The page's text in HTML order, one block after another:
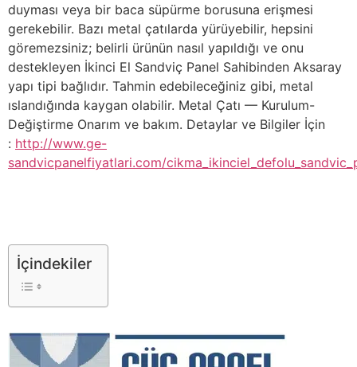
duyması veya bir baca süpürme borusuna erişmesi
gerekebilir. Bazı metal çatılarda yürüyebilir, hepsini
göremezsiniz; belirli ürünün nasıl yapıldığı ve onu
destekleyen İkinci El Sandviç Panel Sahibinden Aksaray
yapı tipi bağlıdır. Tahmin edebileceğiniz gibi, metal
ıslandığında kaygan olabilir. Metal Çatı — Kurulum-
Değiştirme Onarım ve bakım. Detaylar ve Bilgiler İçin
: http://www.ge-
sandvicpanelfiyatlari.com/
İçindekiler